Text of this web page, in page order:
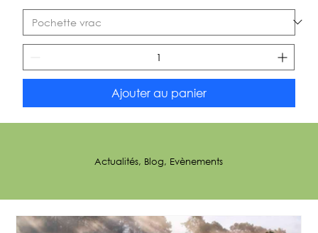
Ajouter au panier
Actualités, Blog, Evènements